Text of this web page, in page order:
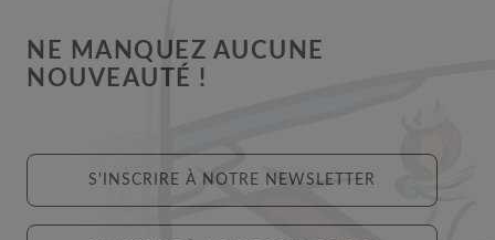
NE MANQUEZ AUCUNE
NOUVEAUTÉ !
S'INSCRIRE À NOTRE NEWSLETTER